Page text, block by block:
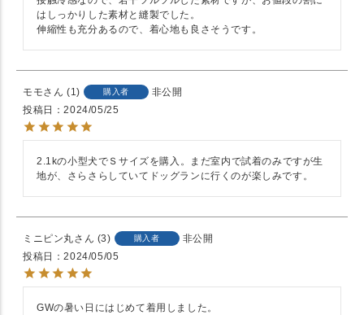
はしっかりした素材と縫製でした。
伸縮性も充分あるので、着心地も良さそうです。
モモ 1 購入者
非公開
投稿日
2024/05/25
2.1kの小型犬でＳサイズを購入。まだ室内で試着のみですが生
地が、さらさらしていてドッグランに行くのが楽しみです。
ミニピン丸 3 購入者
非公開
投稿日
2024/05/05
GWの暑い日にはじめて着用しました。